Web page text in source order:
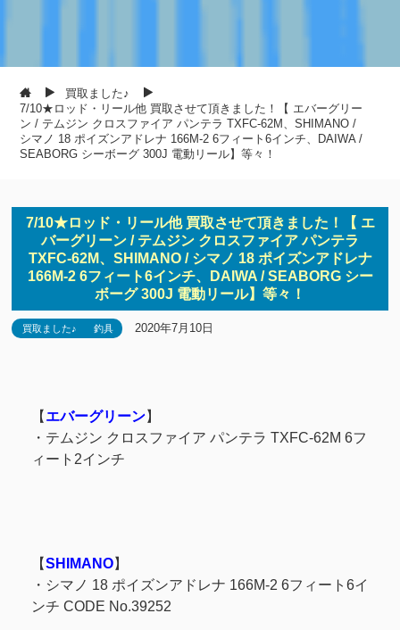
買取ました♪
7/10★ロッド・リール他 買取させて頂きました！【 エバーグリー
ン / テムジン クロスファイア パンテラ TXFC-62M、SHIMANO /
シマノ 18 ポイズンアドレナ 166M-2 6フィート6インチ、DAIWA /
SEABORG シーボーグ 300J 電動リール】等々！
7/10★ロッド・リール他 買取させて頂きました！【 エ
バーグリーン / テムジン クロスファイア パンテラ
TXFC-62M、SHIMANO / シマノ 18 ポイズンアドレナ
166M-2 6フィート6インチ、DAIWA / SEABORG シー
ボーグ 300J 電動リール】等々！
買取ました♪ 釣具 2020年7月10日
【 エバーグリーン】
・テムジン クロスファイア パンテラ TXFC-62M 6フ
ィート2インチ
【SHIMANO】
・シマノ 18 ポイズンアドレナ 166M-2 6フィート6イ
ンチ CODE No.39252